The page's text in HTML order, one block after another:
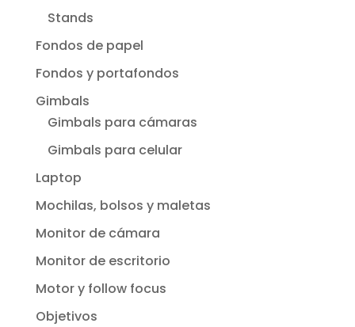
Stands
Fondos de papel
Fondos y portafondos
Gimbals
Gimbals para cámaras
Gimbals para celular
Laptop
Mochilas, bolsos y maletas
Monitor de cámara
Monitor de escritorio
Motor y follow focus
Objetivos